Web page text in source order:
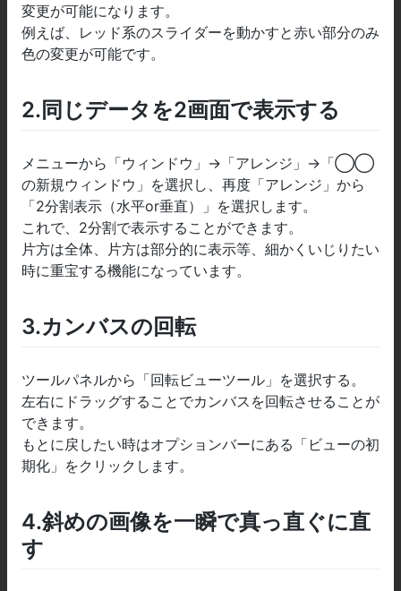
変更が可能になります。
例えば、レッド系のスライダーを動かすと赤い部分のみ
色の変更が可能です。
2.同じデータを2画面で表示する
メニューから「ウィンドウ」→「アレンジ」→「◯◯
の新規ウィンドウ」を選択し、再度「アレンジ」から
「2分割表示（水平or垂直）」を選択します。
これで、2分割で表示することができます。
片方は全体、片方は部分的に表示等、細かくいじりたい
時に重宝する機能になっています。
3.カンバスの回転
ツールパネルから「回転ビューツール」を選択する。
左右にドラッグすることでカンバスを回転させることが
できます。
もとに戻したい時はオプションバーにある「ビューの初
期化」をクリックします。
4.斜めの画像を一瞬で真っ直ぐに直
す